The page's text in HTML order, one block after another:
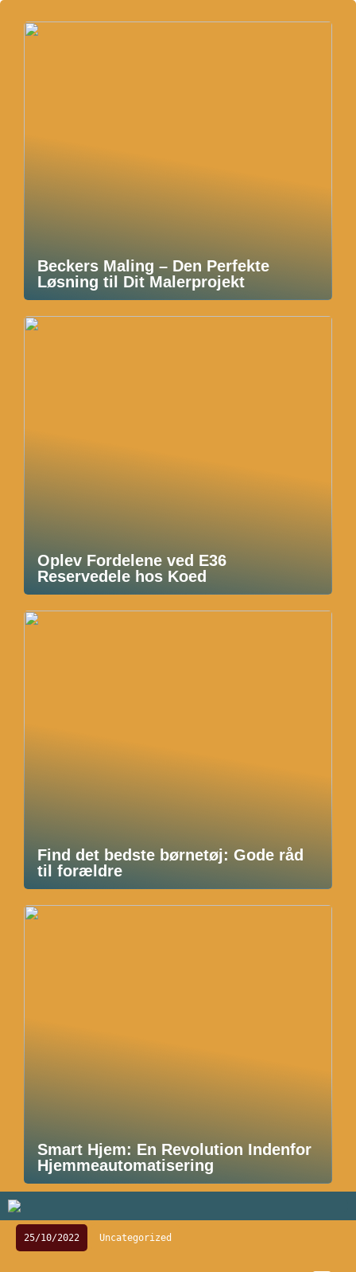
Beckers Maling – Den Perfekte
Løsning til Dit Malerprojekt
Oplev Fordelene ved E36
Reservedele hos Koed
Find det bedste børnetøj: Gode råd
til forældre
Smart Hjem: En Revolution Indenfor
Hjemmeautomatisering
25/10/2022 Uncategorized